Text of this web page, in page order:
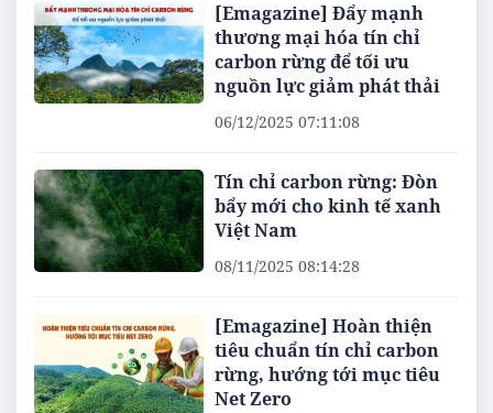
[Emagazine] Đẩy mạnh
thương mại hóa tín chỉ
carbon rừng để tối ưu
nguồn lực giảm phát thải
06/12/2025 07:11:08
Tín chỉ carbon rừng: Đòn
bẩy mới cho kinh tế xanh
Việt Nam
08/11/2025 08:14:28
[Emagazine] Hoàn thiện
tiêu chuẩn tín chỉ carbon
rừng, hướng tới mục tiêu
Net Zero